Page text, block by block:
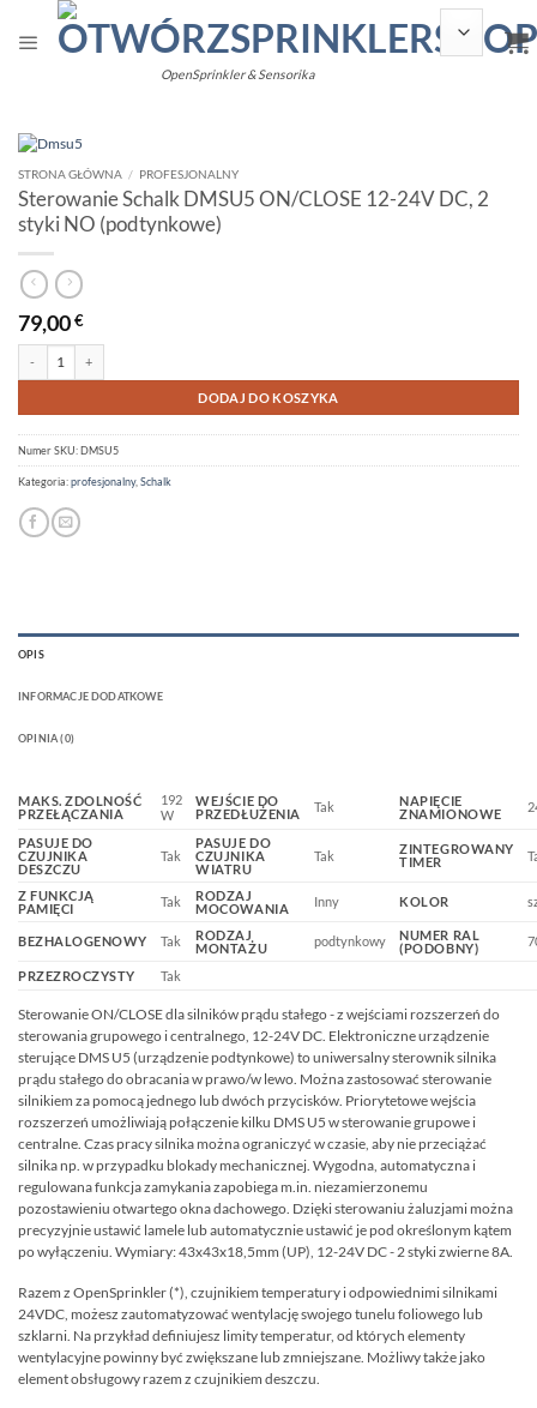
treści
OpenSprinkler & Sensorika
STRONA GŁÓWNA / PROFESJONALNY
Sterowanie Schalk DMSU5 ON/CLOSE 12-24V DC, 2
styki NO (podtynkowe)
79,00€
DODAJ DO KOSZYKA
Alternative:
Numer SKU:DMSU5
Kategoria:profesjonalny, Schalk
OPIS
INFORMACJE DODATKOWE
OPINIA (0)
MAKS. ZDOLNOŚĆ
PRZEŁĄCZANIA
192
W
WEJŚCIE DO
PRZEDŁUŻENIA
Tak
NAPIĘCIE
ZNAMIONOWE
PASUJE DO
CZUJNIKA
DESZCZU
Tak
PASUJE DO
CZUJNIKA
WIATRU
Tak
ZINTEGROWANY
TIMER
Z FUNKCJĄ
PAMIĘCI
Tak
RODZAJ
MOCOWANIA
Inny KOLOR
BEZHALOGENOWY Tak
RODZAJ
MONTAŻU
podtynkowy
NUMER RAL
(PODOBNY)
PRZEZROCZYSTY Tak
Sterowanie ON/CLOSE dla silników prądu stałego - z wejściami rozszerzeń do
sterowania grupowego i centralnego, 12-24V DC. Elektroniczne urządzenie
sterujące DMS U5 (urządzenie podtynkowe) to uniwersalny sterownik silnika
prądu stałego do obracania w prawo/w lewo. Można zastosować sterowanie
silnikiem za pomocą jednego lub dwóch przycisków. Priorytetowe wejścia
rozszerzeń umożliwiają połączenie kilku DMS U5 w sterowanie grupowe i
centralne. Czas pracy silnika można ograniczyć w czasie, aby nie przeciążać
silnika np. w przypadku blokady mechanicznej. Wygodna, automatyczna i
regulowana funkcja zamykania zapobiega m.in. niezamierzonemu
pozostawieniu otwartego okna dachowego. Dzięki sterowaniu żaluzjami można
precyzyjnie ustawić lamele lub automatycznie ustawić je pod określonym kątem
po wyłączeniu. Wymiary: 43x43x18,5mm (UP), 12-24V DC - 2 styki zwierne 8A.
Razem z OpenSprinkler (*), czujnikiem temperatury i odpowiednimi silnikami
24VDC, możesz zautomatyzować wentylację swojego tunelu foliowego lub
szklarni. Na przykład definiujesz limity temperatur, od których elementy
wentylacyjne powinny być zwiększane lub zmniejszane. Możliwy także jako
element obsługowy razem z czujnikiem deszczu.